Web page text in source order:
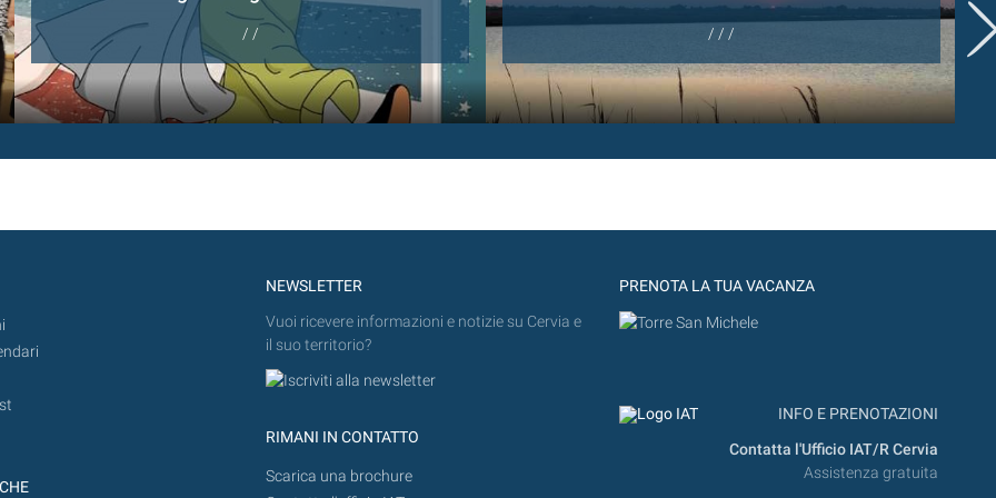
/ / / / /
NEWSLETTER
Vuoi ricevere informazioni e notizie su Cervia e
il suo territorio?
RIMANI IN CONTATTO
Scarica una brochure
PRENOTA LA TUA VACANZA
INFO E PRENOTAZIONI
Contatta l'Ufficio IAT/R Cervia
Assistenza gratuita